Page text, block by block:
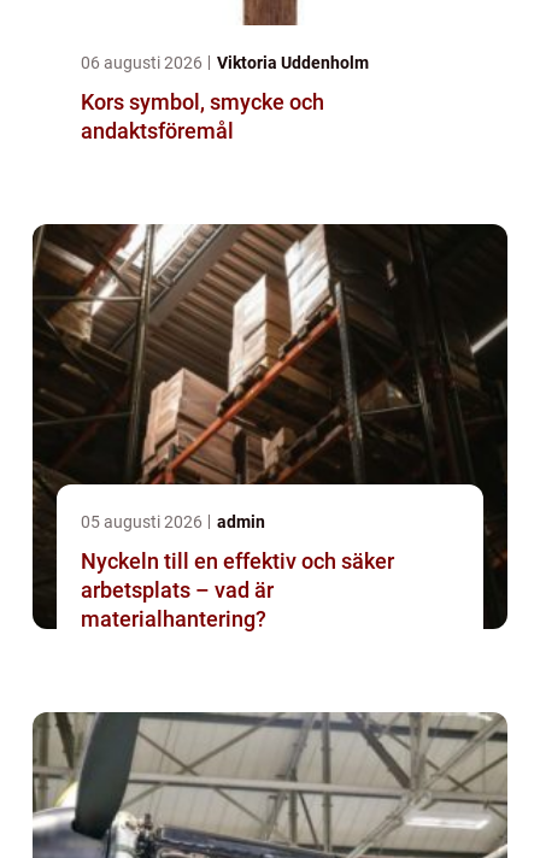
06 augusti 2026 Viktoria Uddenholm
Kors symbol, smycke och
andaktsföremål
05 augusti 2026 admin
Nyckeln till en effektiv och säker
arbetsplats – vad är
materialhantering?